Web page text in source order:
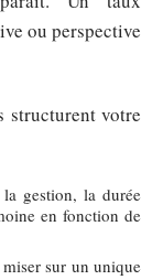
ou perspective
structurent votre
gestion, la durée
en fonction de
sur un unique